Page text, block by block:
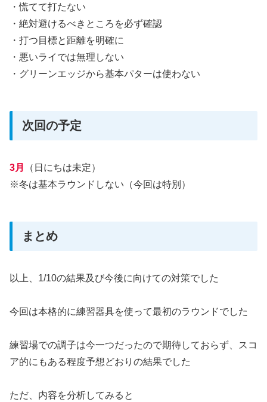
・慌てて打たない
・絶対避けるべきところを必ず確認
・打つ目標と距離を明確に
・悪いライでは無理しない
・グリーンエッジから基本パターは使わない
次回の予定
3月
（日にちは未定）
※冬は基本ラウンドしない（今回は特別）
まとめ
以上、1/10の結果及び今後に向けての対策でした
今回は本格的に練習器具を使って最初のラウンドでした
練習場での調子は今一つだったので期待しておらず、スコ
ア的にもある程度予想どおりの結果でした
ただ、内容を分析してみると